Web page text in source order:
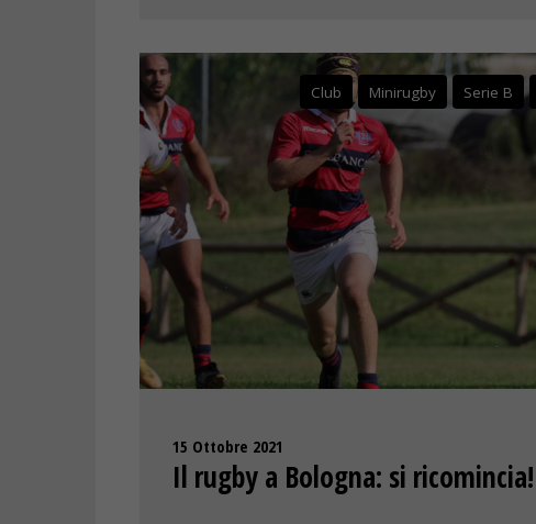
Club Minirugby Serie B
15 Ottobre 2021
Il rugby a Bologna: si ricomincia!